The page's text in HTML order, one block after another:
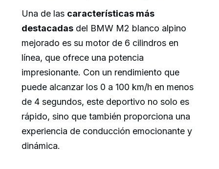
Una de las características más
destacadas del BMW M2 blanco alpino
mejorado es su motor de 6 cilindros en
línea, que ofrece una potencia
impresionante. Con un rendimiento que
puede alcanzar los 0 a 100 km/h en menos
de 4 segundos, este deportivo no solo es
rápido, sino que también proporciona una
experiencia de conducción emocionante y
dinámica.